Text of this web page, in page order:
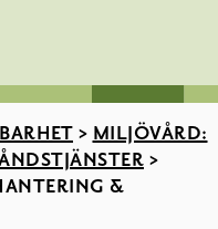
> MILJÖVÅRD:
>
&